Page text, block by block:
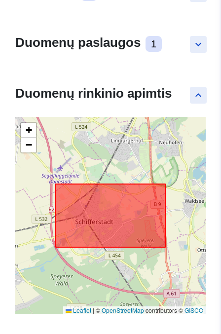
keyboard_arrow_down
Duomenų paslaugos 1
keyboard_arrow_up
Duomenų rinkinio apimtis
+
−
Leaflet | ©OpenStreetMapcontributors ©GISCO